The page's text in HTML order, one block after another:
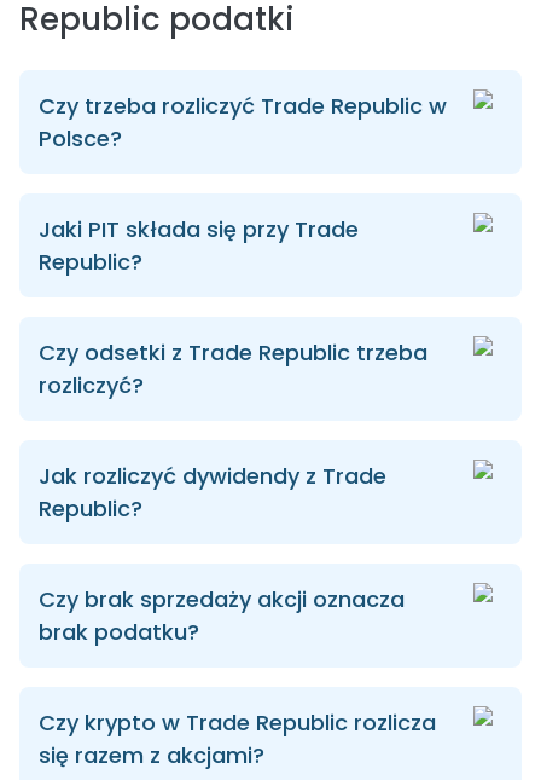
Republic podatki
Czy trzeba rozliczyć Trade Republic w
Polsce?
Jaki PIT składa się przy Trade
Republic?
Czy odsetki z Trade Republic trzeba
rozliczyć?
Jak rozliczyć dywidendy z Trade
Republic?
Czy brak sprzedaży akcji oznacza
brak podatku?
Czy krypto w Trade Republic rozlicza
się razem z akcjami?